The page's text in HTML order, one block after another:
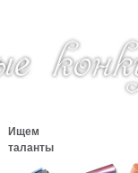
Ищем
таланты